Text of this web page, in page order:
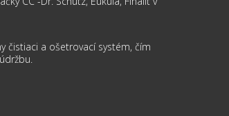
čistiaci a ošetrovací systém, čím